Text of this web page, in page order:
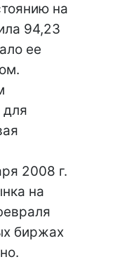
на
94,23
ее
2008 г.
на
биржах